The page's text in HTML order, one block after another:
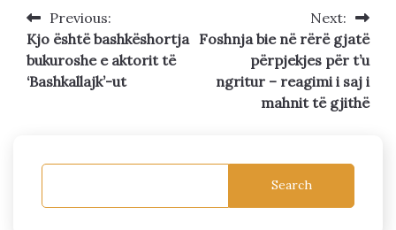
Post
navigation
Previous:
Kjo është bashkëshortja
bukuroshe e aktorit të
‘Bashkallajk’-ut
Next:
Foshnja bie në rërë gjatë
përpjekjes për t’u
ngritur – reagimi i saj i
mahnit të gjithë
Search